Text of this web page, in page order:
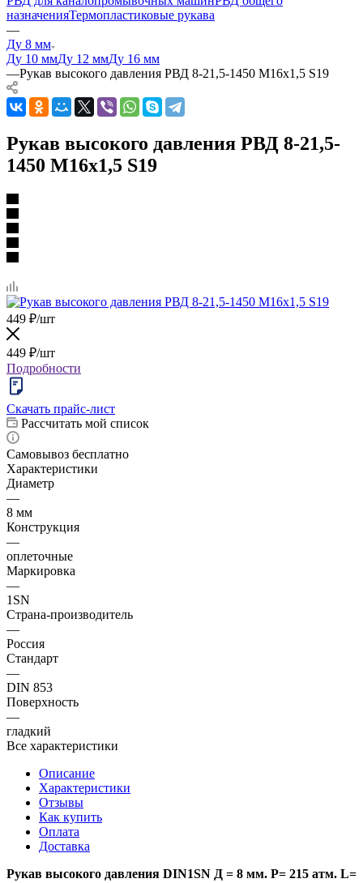
назначенияТермопластиковые рукава
—
Ду 8 мм
Ду 10 ммДу 12 ммДу 16 мм
—Рукав высокого давления РВД 8-21,5-1450 М16х1,5 S19
Рукав высокого давления РВД 8-21,5-
1450 М16х1,5 S19
449 ₽/шт
449 ₽/шт
Подробности
Скачать прайс-лист
Рассчитать мой список
Самовывоз бесплатно
Характеристики
Диаметр
—
8 мм
Конструкция
—
оплеточные
Маркировка
—
1SN
Страна-производитель
—
Россия
Стандарт
—
DIN 853
Поверхность
—
гладкий
Все характеристики
Описание
Характеристики
Отзывы
Как купить
Оплата
Доставка
Рукав высокого давления DIN1SN Д = 8 мм. Р= 215 атм. L=